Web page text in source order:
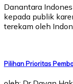
Danantara
kepada publik
terekam oleh
Pilihan Prioritas